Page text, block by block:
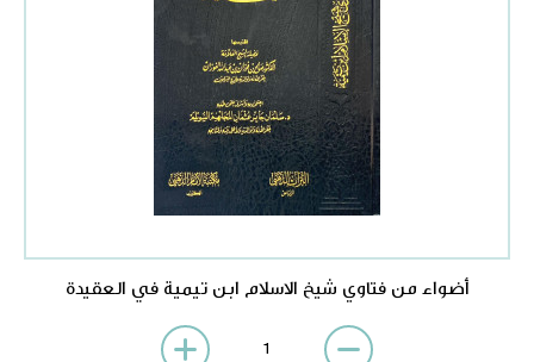
أضواء من فتاوي شيخ الاسلام ابن تيمية في العقيدة